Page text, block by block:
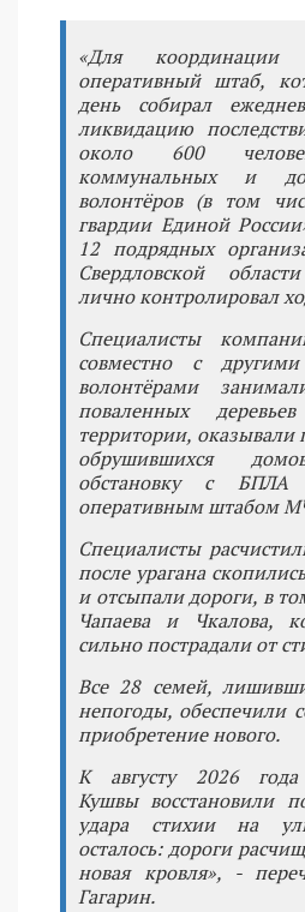
«Для координации
оперативный штаб,
день собирал
ликвидацию
около 600
коммунальных и
волонтёров (в том
гвардии Единой
12 подрядных
Свердловской
лично контролировал
Специалисты
совместно с
волонтёрами
поваленных
территории,
обрушившихся
обстановку с
оперативным штабом
Специалисты
после урагана
и отсыпали дороги, в
Чапаева и Чкалова,
сильно пострадали от
Все 28 семей,
непогоды, обеспечили
приобретение нового.
К августу 2026 года
Кушвы восстановили
удара стихии на
осталось: дороги
новая кровля», -
Гагарин.